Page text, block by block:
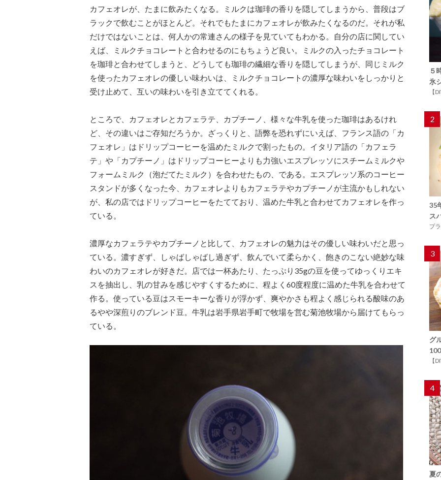
カフェオレが、たまに飲みたくなる。ミルクは珈琲の香りを隠してしまうから、普段はブ
ラックで飲むことがほとんど。それでもたまにカフェオレが飲みたくなるのだ。それが私
だけではないことは、何人かの常連さんの様子を見ていてもわかる。自分の店に関してい
えば、ミルクチョコレートと合わせるのにもちょうど良い。ミルクの入ったチョコレート
を珈琲と合わせてしまうと、どうしても珈琲の繊細な香りを隠してしまうが、同じミルク
を使ったカフェオレの優しい味わいは、ミルクチョコレートの濃厚な味わいをしっかりと
受け止めて、互いの味わいを引き立ててくれる。
ところで、カフェオレとカフェラテ、カプチーノ、様々な牛乳を使った珈琲はあるけれ
ど、その違いはご存知だろうか。ざっくりと、語弊を恐れずにいえば、フランス語の「カ
フェオレ」はドリップコーヒーを温めたミルクで割ったもの。イタリア語の「カフェラ
テ」や「カプチーノ」はドリップコーヒーよりも力強いエスプレッソにスチームミルクや
フォームミルク（泡だてたミルク）を合わせたもの、である。エスプレッソ系のコーヒー
スタンドが多くなった今、カフェオレよりもカフェラテやカプチーノが主流かもしれない
が、私の店ではドリップコーヒーをたてており、温めた牛乳と合わせてカフェオレを作っ
ている。
濃厚なカフェラテやカプチーノと比して、カフェオレの魅力はその優しい味わいだと思っ
ている。濃すぎず、しゃばしゃばし過ぎず、飲んでいて柔らかく、飽きのこない絶妙な味
わいのカフェオレが好きだ。店では一杯あたり、たっぷり35gの豆を使ってゆっくりエキ
スを抽出し、乳の甘みを感じやすくするために、程よく60度程度に温めた牛乳を合わせて
作る。使っている豆はスモーキーな香りが浮かず、爽やかさも程よく感じられる酸味のあ
るやや深煎りのブレンド豆。牛乳は岩手県岩手町で牧場を営む菊池牧場から届けてもらっ
ている。
５
氷
【
2
35
ス
プ
3
グ
【
4
夏